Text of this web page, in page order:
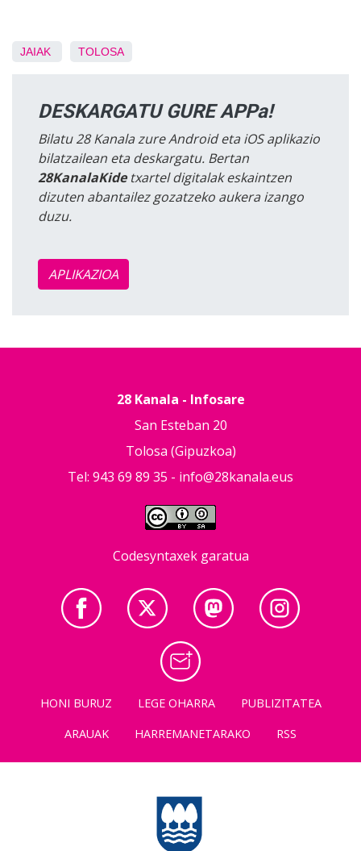
JAIAK TOLOSA
DESKARGATU GURE APPa!
Bilatu 28 Kanala zure Android eta iOS aplikazio
bilatzailean eta deskargatu. Bertan
28KanalaKidetxartel digitalak eskaintzen
dizuten abantailez gozatzeko aukera izango
duzu.
APLIKAZIOA
28 Kanala - Infosare
San Esteban 20
Tolosa (Gipuzkoa)
Tel: 943 69 89 35 - info@28kanala.eus
Codesyntaxek garatua
HONI BURUZ LEGE OHARRA
PUBLIZITATEA
ARAUAK
HARREMANETARAKO RSS